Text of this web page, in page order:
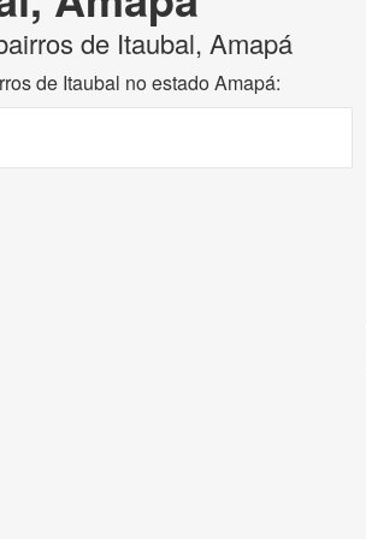
de Itaubal, Amapá
de Itaubal no estado Amapá: